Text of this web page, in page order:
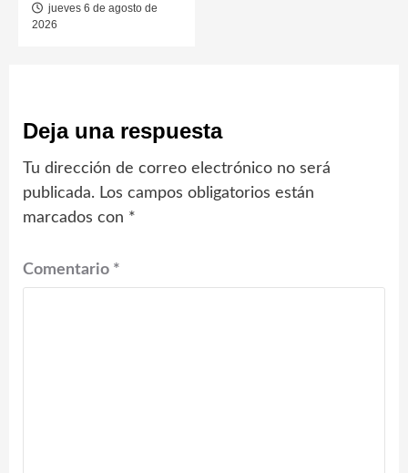
jueves 6 de agosto de
2026
Deja una respuesta
Tu dirección de correo electrónico no será
publicada. Los campos obligatorios están
marcados con *
Comentario *